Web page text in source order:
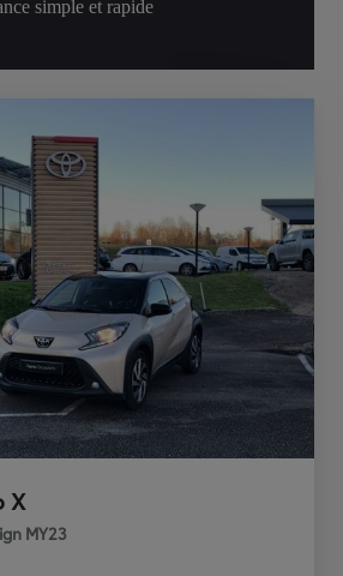
simple et rapide
X
MY23